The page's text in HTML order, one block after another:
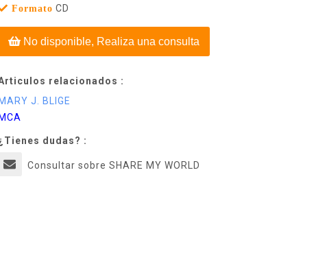
Formato CD
No disponible, Realiza una consulta
relacionados :
MARY J. BLIGE
MCA
dudas? :
Consultar sobre SHARE MY WORLD